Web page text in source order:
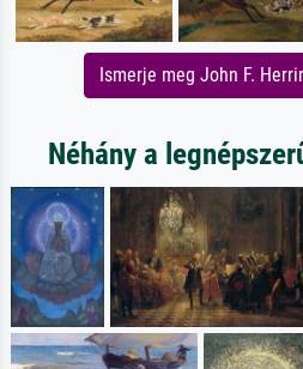
Ismerje meg John F.
Néhány a